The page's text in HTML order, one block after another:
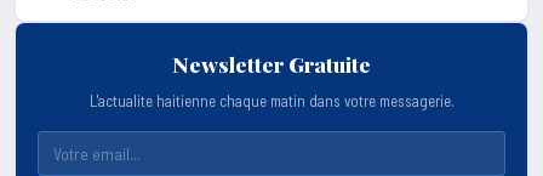
Newsletter Gratuite
L'actualite haitienne chaque matin dans votre messagerie.